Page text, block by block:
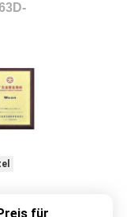
für